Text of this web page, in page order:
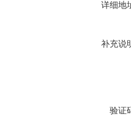
详细地
补充说
验证